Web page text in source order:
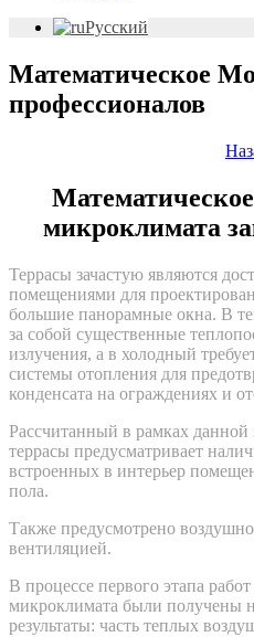
Русский
Математическое
профессионалов
микроклимата
Террасы зачастую являются
помещениями для
большие панорамные окна. В
за собой существенные
излучения, а в холодный
системы отопления для
конденсата на ограждениях и
Рассчитанный в рамках данной
террасы предусматривает
встроенных в интерьер
пола.
Также предусмотрено
вентиляцией.
В процессе первого этапа
микроклимата были получены
результаты: часть теплых